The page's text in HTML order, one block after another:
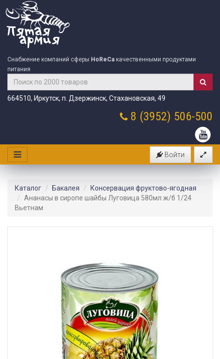
Снабжение компаний сферы HoReCa качественными продуктами
питания
664510, Иркутск, п. Дзержинск, Стахановская, 49
8 (3952) 506-500
Войти
Каталог Бакалея
Консервация фруктово-ягодная
Ананасы в сиропе шайбы Луговица 580мл ж/б 1/24
Вьетнам